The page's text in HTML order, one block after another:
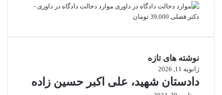
اصلی
فعلی
موارد دخالت دادگاه در داوری -
دکتر فضلی 39,000 تومان
نوشته های تازه
ژانویه 11, 2026
دادستان شهید، علی اکبر حسین زاده